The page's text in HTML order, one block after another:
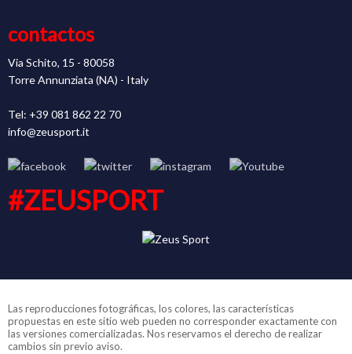
contactos
Via Schito, 15 - 80058
Torre Annunziata (NA) - Italy
Tel: +39 081 862 22 70
info@zeusport.it
#ZEUSPORT
Las reproducciones fotográficas, los colores, las características
propuestas en este sitio web pueden no corresponder exactamente con
las versiones comercializadas. Nos reservamos el derecho de realizar
cambios sin previo aviso.